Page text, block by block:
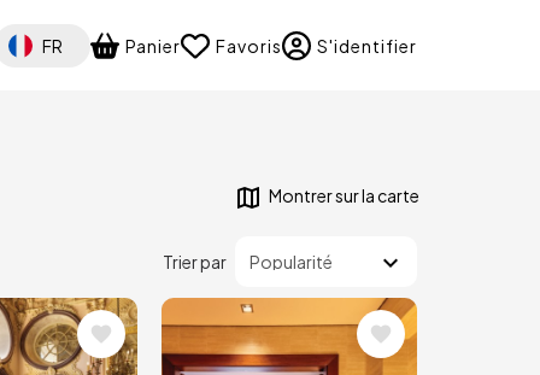
Select your language
FR Panier Favoris S'identifier
Montrer sur la carte
Trier par
Image